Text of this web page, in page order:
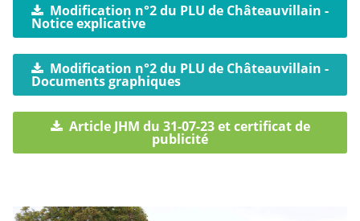
Modification n°2 du PLU de Châteauvillain -
Notice explicative
Modification n°2 du PLU de Châteauvillain -
Documents graphiques
Article JHM du 31-07-23 et certificat de
publicité